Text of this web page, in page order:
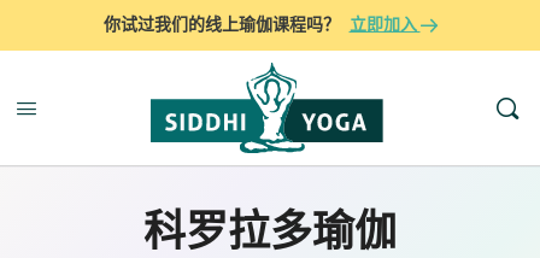
你试过我们的线上瑜伽课程吗？ 立即加入
科罗拉多瑜伽